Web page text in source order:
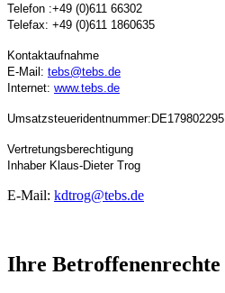
Telefon :+49 (0)611 66302
Telefax: +49 (0)611 1860635
Kontaktaufnahme
E-Mail: tebs@tebs.de
Internet: www.tebs.de
Umsatzsteueridentnummer:DE179802295
Vertretungsberechtigung
Inhaber Klaus-Dieter Trog
E-Mail: kdtrog@tebs.de
Ihre Betroffenenrechte